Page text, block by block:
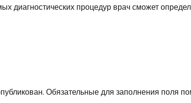
диагностических процедур врач сможет
Обязательные для заполнения поля